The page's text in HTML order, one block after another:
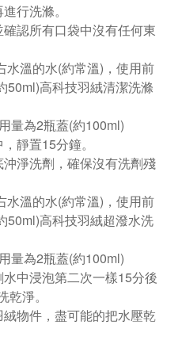
行洗滌。
認所有口袋中沒有任何東
水溫的水(約常溫)，使用前
50ml)高科技羽絨清潔洗滌
量為2瓶蓋(約100ml)
靜置15分鐘。
淨洗劑，確保沒有洗劑殘
水溫的水(約常溫)，使用前
50ml)高科技羽絨超潑水洗
量為2瓶蓋(約100ml)
中浸泡第二次一樣15分後
淨。
物件，盡可能的把水壓乾